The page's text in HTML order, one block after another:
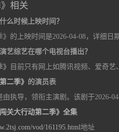
相关
什么时候上映时间？
的上映时间是2026-04-08，详细日
演艺综艺在哪个电视台播出？
目前只有网上如腾讯视频、爱奇艺
二季》 的演员表
执导，领衔主演剧。该剧于2026-
关大行动第二季》全集
vod/161195.html地址